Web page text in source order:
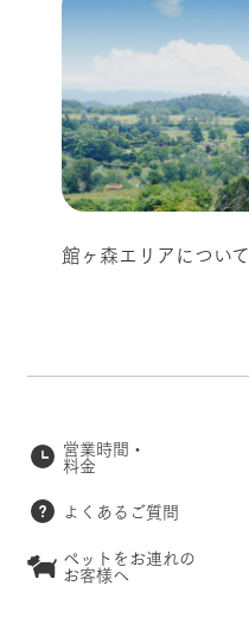
館ヶ森エリアについて
営業時間・
料金
よくあるご質問
ペットをお連れの
お客様へ